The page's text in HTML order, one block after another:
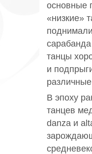
основные
«низкие»
танцы
и
В эпоху
танцев
danza и